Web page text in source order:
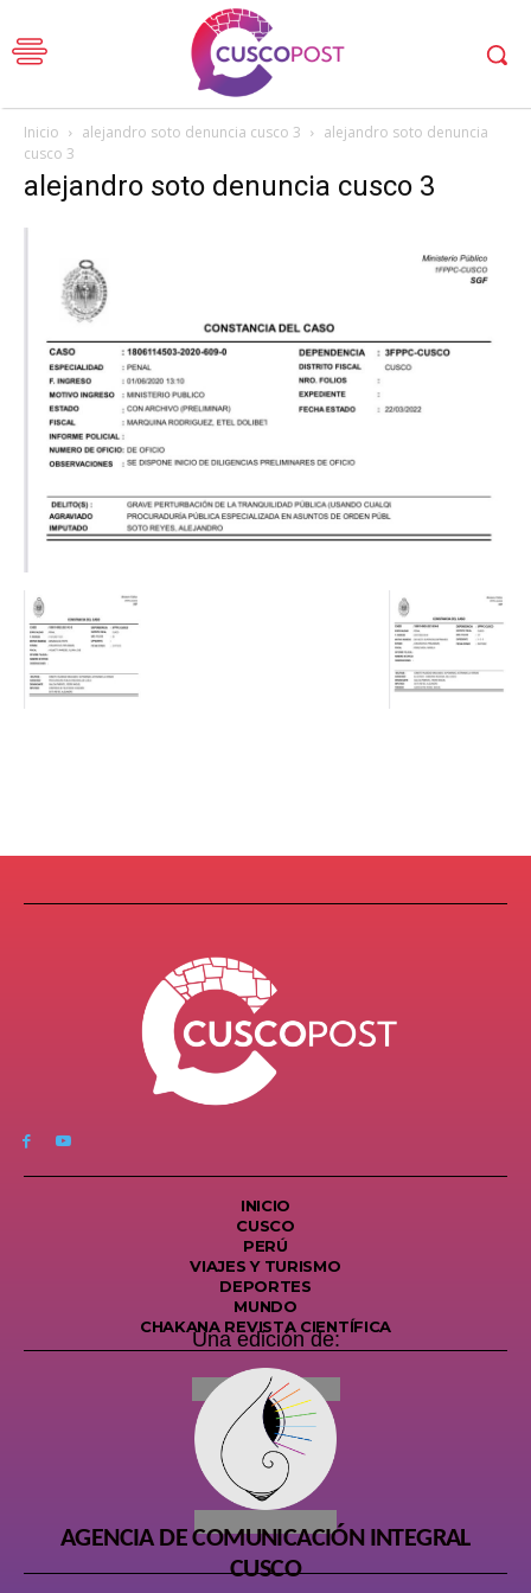
Inicio alejandro soto denuncia cusco 3
alejandro soto denuncia
cusco 3
alejandro soto denuncia cusco 3
INICIO
CUSCO
PERÚ
VIAJES Y TURISMO
DEPORTES
MUNDO
CHAKANA REVISTA CIENTÍFICA
Una edición de:
AGENCIA DE COMUNICACIÓN INTEGRAL
CUSCO